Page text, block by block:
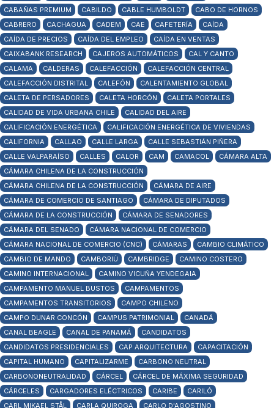
CABAÑAS PREMIUM CABILDO CABLE HUMBOLDT
CABO DE HORNOS
CABRERO
CACHAGUA CADEM CAE CAFETERÍA
CAÍDA
CAÍDA DE PRECIOS
CAÍDA DEL EMPLEO
CAÍDA EN VENTAS
CAIXABANK RESEARCH
CAJEROS AUTOMÁTICOS
CAL Y CANTO
CALAMA
CALDERAS CALEFACCIÓN
CALEFACCIÓN CENTRAL
CALEFACCIÓN DISTRITAL
CALEFÓN
CALENTAMIENTO GLOBAL
CALETA DE PERSADORES
CALETA HORCÓN
CALETA PORTALES
CALIDAD DE VIDA URBANA CHILE
CALIDAD DEL AIRE
CALIFICACIÓN ENERGÉTICA
CALIFICACIÓN ENERGÉTICA DE VIVIENDAS
CALIFORNIA
CALLAO CALLE LARGA
CALLE SEBASTIÁN PIÑERA
CALLE VALPARAÍSO
CALLES CALOR CAM CAMACOL
CÁMARA ALTA
CÁMARA CHILENA DE LA CONSTRUCCIÓN
CÁMARA CHILENA DE LA CONSTRUCCIÓN
CÁMARA DE AIRE
CÁMARA DE COMERCIO DE SANTIAGO
CÁMARA DE DIPUTADOS
CÁMARA DE LA CONSTRUCCIÓN
CÁMARA DE SENADORES
CÁMARA DEL SENADO
CÁMARA NACIONAL DE COMERCIO
CÁMARA NACIONAL DE COMERCIO (CNC)
CÁMARAS
CAMBIO CLIMÁTICO
CAMBIO DE MANDO
CAMBORIÚ CAMBRIDGE
CAMINO COSTERO
CAMINO INTERNACIONAL
CAMINO VICUÑA YENDEGAIA
CAMPAMENTO MANUEL BUSTOS
CAMPAMENTOS
CAMPAMENTOS TRANSITORIOS
CAMPO CHILENO
CAMPO DUNAR CONCÓN
CAMPUS PATRIMONIAL
CANADÁ
CANAL BEAGLE
CANAL DE PANAMÁ
CANDIDATOS
CANDIDATOS PRESIDENCIALES
CAP ARQUITECTURA
CAPACITACIÓN
CAPITAL HUMANO
CAPITALIZARME
CARBONO NEUTRAL
CARBONONEUTRALIDAD
CÁRCEL
CÁRCEL DE MÁXIMA SEGURIDAD
CÁRCELES
CARGADORES ELÉCTRICOS CARIBE
CARILÓ
CARL MIKAEL STÅL
CARLA QUIROGA
CARLO D'AGOSTINO